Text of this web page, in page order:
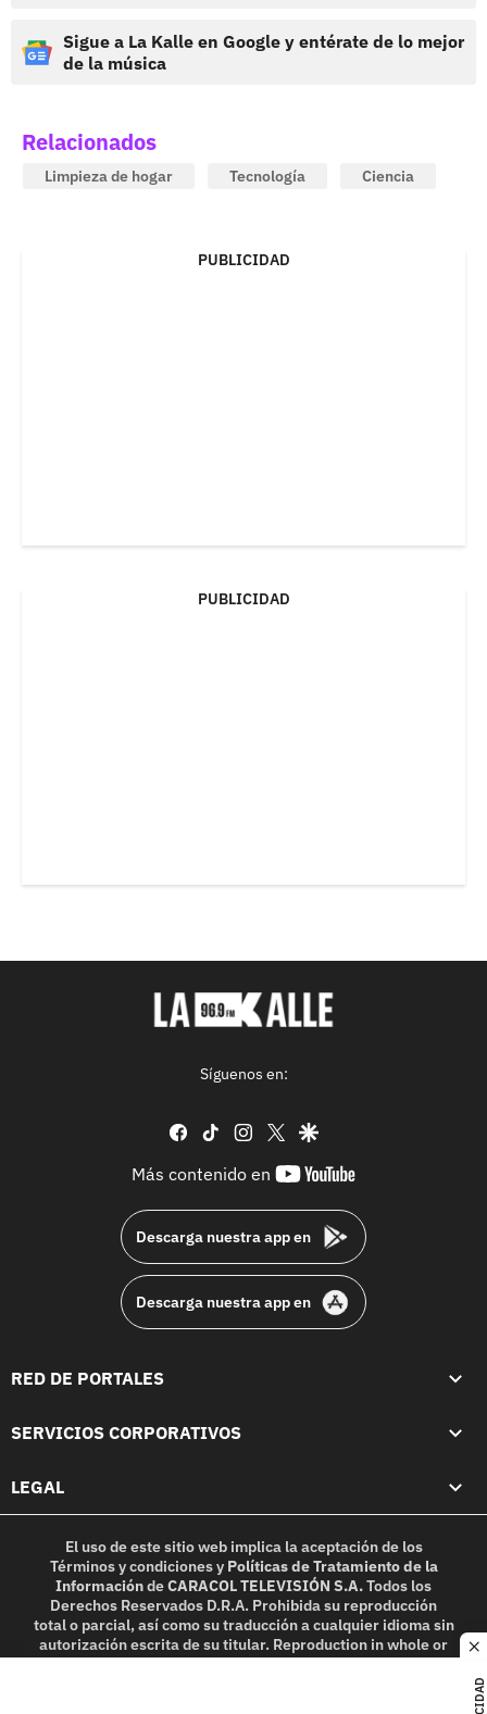
Sigue a La Kalle en Google y entérate de lo mejor
de la música
Relacionados
Limpieza de hogar Tecnología Ciencia
PUBLICIDAD
PUBLICIDAD
Síguenos en:
facebook
tiktok instagram
twittergoogle
Más contenido en
youtube-
Descarga nuestra app en
Descarga nuestra app en
RED DE PORTALES
SERVICIOS CORPORATIVOS
LEGAL
El uso de este sitio web implica la aceptación de los
Términos y condicionesy Políticas de Tratamiento de la
InformacióndeCARACOL TELEVISIÓN S.A.Todos los
Derechos Reservados D.R.A. Prohibida su reproducción
total o parcial, así como su traducción a cualquier idioma sin
autorización escrita de su titular. Reproduction in whole or
in part, or translation without written permission is